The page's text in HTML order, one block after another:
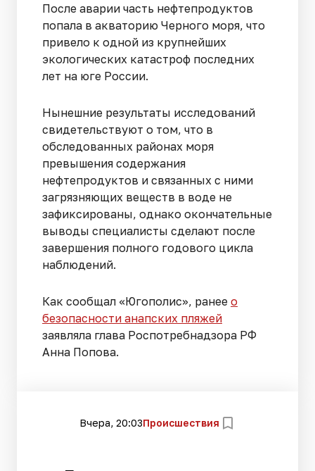
После аварии часть нефтепродуктов
попала в акваторию Черного моря, что
привело к одной из крупнейших
экологических катастроф последних
лет на юге России.
Нынешние результаты исследований
свидетельствуют о том, что в
обследованных районах моря
превышения содержания
нефтепродуктов и связанных с ними
загрязняющих веществ в воде не
зафиксированы, однако окончательные
выводы специалисты сделают после
завершения полного годового цикла
наблюдений.
Как сообщал «Югополис», ранее о
безопасности анапских пляжей
заявляла глава Роспотребнадзора РФ
Анна Попова.
Вчера, 20:03Происшествия